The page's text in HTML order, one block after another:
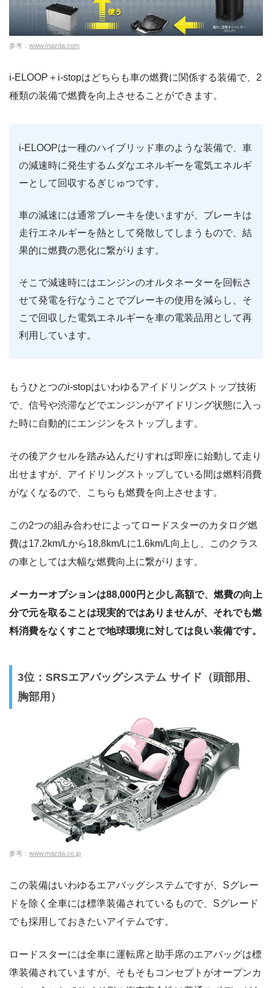
参考： www.mazda.com
i-ELOOP＋i-stopはどちらも車の燃費に関係する装備で、2
種類の装備で燃費を向上させることができます。
i-ELOOPは一種のハイブリッド車のような装備で、車
の減速時に発生するムダなエネルギーを電気エネルギ
ーとして回収するぎじゅつです。
車の減速には通常ブレーキを使いますが、ブレーキは
走行エネルギーを熱として発散してしまうもので、結
果的に燃費の悪化に繋がります。
そこで減速時にはエンジンのオルタネーターを回転さ
せて発電を行なうことでブレーキの使用を減らし、そ
こで回収した電気エネルギーを車の電装品用として再
利用しています。
もうひとつのi-stopはいわゆるアイドリングストップ技術
で、信号や渋滞などでエンジンがアイドリング状態に入っ
た時に自動的にエンジンをストップします。
その後アクセルを踏み込んだりすれば即座に始動して走り
出せますが、アイドリングストップしている間は燃料消費
がなくなるので、こちらも燃費を向上させます。
この2つの組み合わせによってロードスターのカタログ燃
費は17.2km/Lから18,8km/Lに1.6km/L向上し、このクラス
の車としては大幅な燃費向上に繋がります。
メーカーオプションは88,000円と少し高額で、燃費の向上
分で元を取ることは現実的ではありませんが、それでも燃
料消費をなくすことで地球環境に対しては良い装備です。
3位：SRSエアバッグシステム サイド（頭部用、
胸部用）
参考： www.mazda.co.jp
この装備はいわゆるエアバッグシステムですが、Sグレー
ドを除く全車には標準装備されているもので、Sグレード
でも採用しておきたいアイテムです。
ロードスターには全車に運転席と助手席のエアバッグは標
準装備されていますが、そもそもコンセプトがオープンカ